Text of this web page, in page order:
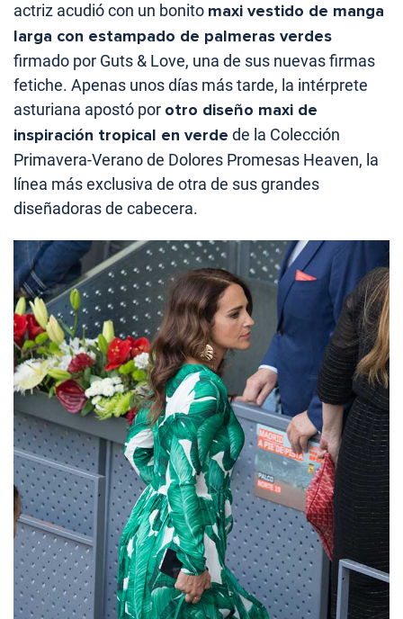
actriz acudió con un bonito maxi vestido de manga
larga con estampado de palmeras verdes
firmado por Guts & Love, una de sus nuevas firmas
fetiche. Apenas unos días más tarde, la intérprete
asturiana apostó por otro diseño maxi de
inspiración tropical en verde de la Colección
Primavera-Verano de Dolores Promesas Heaven, la
línea más exclusiva de otra de sus grandes
diseñadoras de cabecera.